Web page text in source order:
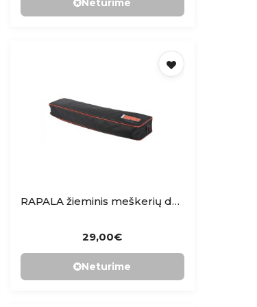
Neturime
RAPALA žieminis meškerių dėklas , Ice Combo Locker Bag 76 cm
29,00€
Neturime